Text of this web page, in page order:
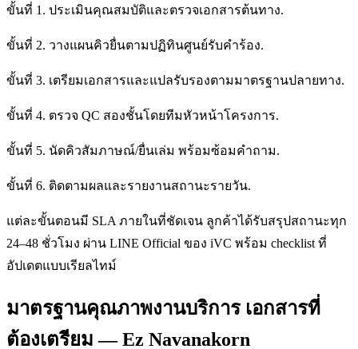
ขั้นที่ 1. ประเมินคุณสมบัติและตรวจเอกสารต้นทาง.
ขั้นที่ 2. วางแผนคิวยื่นตามปฏิทินศูนย์รับคำร้อง.
ขั้นที่ 3. เตรียมเอกสารและแปลรับรองตามมาตรฐานปลายทาง.
ขั้นที่ 4. ตรวจ QC สองชั้นโดยทีมหัวหน้าโครงการ.
ขั้นที่ 5. นัดคิวสัมภาษณ์/ยื่นเล่ม พร้อมซ้อมคำถาม.
ขั้นที่ 6. ติดตามผลและรายงานสถานะรายวัน.
แต่ละขั้นตอนมี SLA ภายในที่ชัดเจน ลูกค้าได้รับสรุปสถานะทุก
24–48 ชั่วโมง ผ่าน LINE Official ของ iVC พร้อม checklist ที่
อัปเดตแบบเรียลไทม์
มาตรฐานคุณภาพงานบริการ เอกสารที่
ต้องเตรียม — Ez Navanakorn